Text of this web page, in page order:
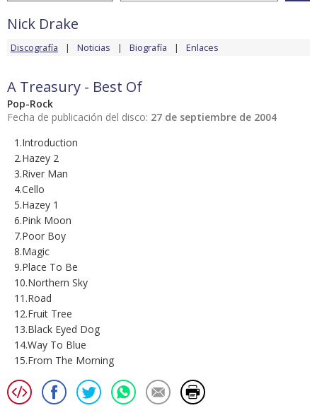
Nick Drake
Discografía Noticias Biografía Enlaces
A Treasury - Best Of
Pop-Rock
Fecha de publicación del disco: 27 de septiembre de 2004
1.Introduction
2.Hazey 2
3.River Man
4.Cello
5.Hazey 1
6.Pink Moon
7.Poor Boy
8.Magic
9.Place To Be
10.Northern Sky
11.Road
12.Fruit Tree
13.Black Eyed Dog
14.Way To Blue
15.From The Morning